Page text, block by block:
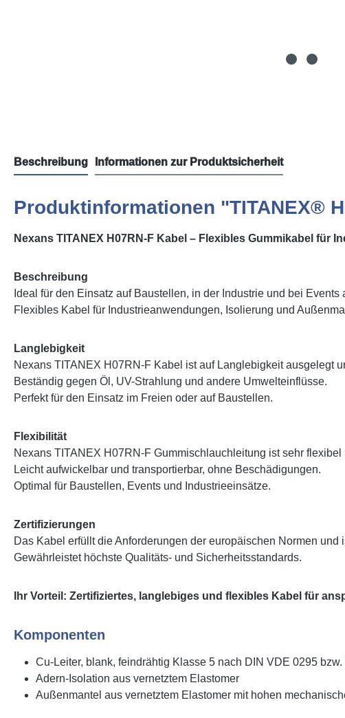
Beschreibung Informationen zur Produktsicherheit
Produktinformationen "TITANEX®
Nexans TITANEX H07RN-F Kabel – Flexibles Gummikabel für
Beschreibung
Ideal für den Einsatz auf Baustellen, in der Industrie und bei
Flexibles Kabel für Industrieanwendungen, Isolierung und
Langlebigkeit
Nexans TITANEX H07RN-F Kabel ist auf Langlebigkeit ausgelegt
Beständig gegen Öl, UV-Strahlung und andere Umwelteinflüsse.
Perfekt für den Einsatz im Freien oder auf Baustellen.
Flexibilität
Nexans TITANEX H07RN-F Gummischlauchleitung ist sehr
Leicht aufwickelbar und transportierbar, ohne Beschädigungen.
Optimal für Baustellen, Events und Industrieeinsätze.
Zertifizierungen
Das Kabel erfüllt die Anforderungen der europäischen Normen und
Gewährleistet höchste Qualitäts- und Sicherheitsstandards.
Ihr Vorteil: Zertifiziertes, langlebiges und flexibles Kabel für
Komponenten
Cu-Leiter, blank, feindrähtig Klasse 5 nach DIN VDE 0295
Adern-Isolation aus vernetztem Elastomer
Außenmantel aus vernetztem Elastomer mit hohen